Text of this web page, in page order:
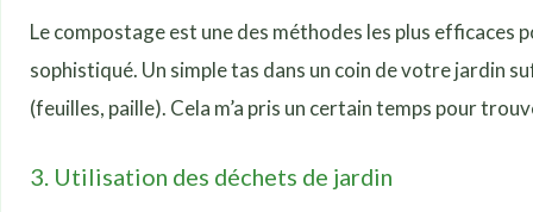
Le compostage est une des méthodes les plus efficaces
sophistiqué. Un simple tas dans un coin de votre jardin
(feuilles, paille). Cela m’a pris un certain temps pour
3. Utilisation des déchets de jardin